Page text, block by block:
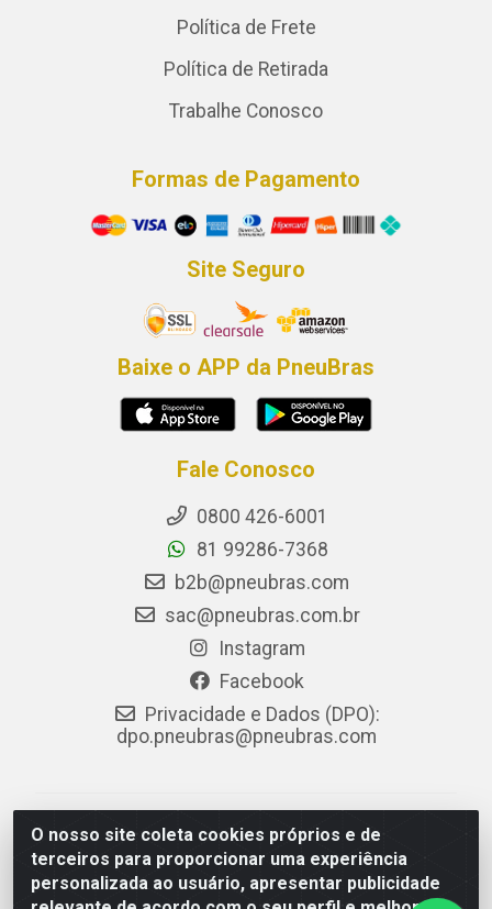
O nosso site coleta cookies próprios e de
terceiros para proporcionar uma experiência
personalizada ao usuário, apresentar publicidade
Política de Frete
Política de Retirada
Trabalhe Conosco
Formas de Pagamento
Site Seguro
Baixe o APP da PneuBras
Fale Conosco
0800 426-6001
81 99286-7368
b2b@pneubras.com
sac@pneubras.com.br
Instagram
Facebook
Privacidade e Dados (DPO):
dpo.pneubras@pneubras.com
PneuBras - Rodovia BR-101, KM 82 - Prazeres,
Jaboatão dos Guararapes/PE - CEP 54.335-000 - CNPJ
08.678.386/0001-05 - Pneubras Comércio de Pneus
Ltda